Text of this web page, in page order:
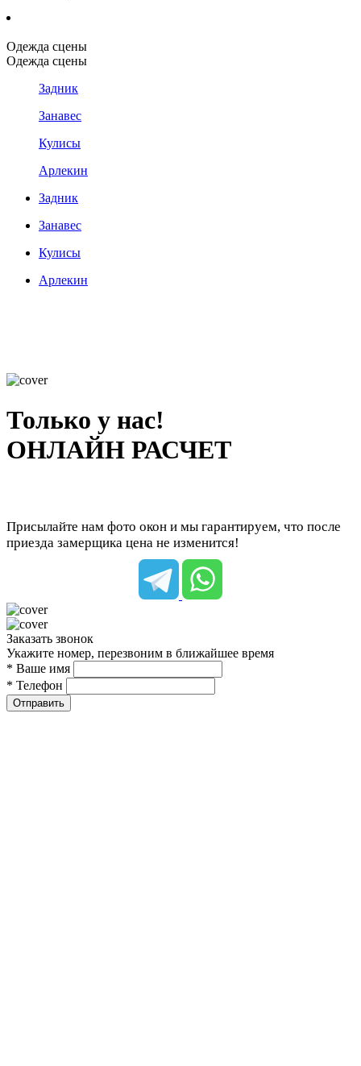
Одежда сцены
Одежда сцены
Задник
Занавес
Кулисы
Арлекин
Задник
Занавес
Кулисы
Арлекин
Только у нас!
ОНЛАЙН РАСЧЕТ
Присылайте нам фото окон и мы гарантируем, что после
приезда замерщика цена не изменится!
Заказать звонок
Укажите номер, перезвоним в ближайшее время
* Ваше имя
* Телефон
Отправить